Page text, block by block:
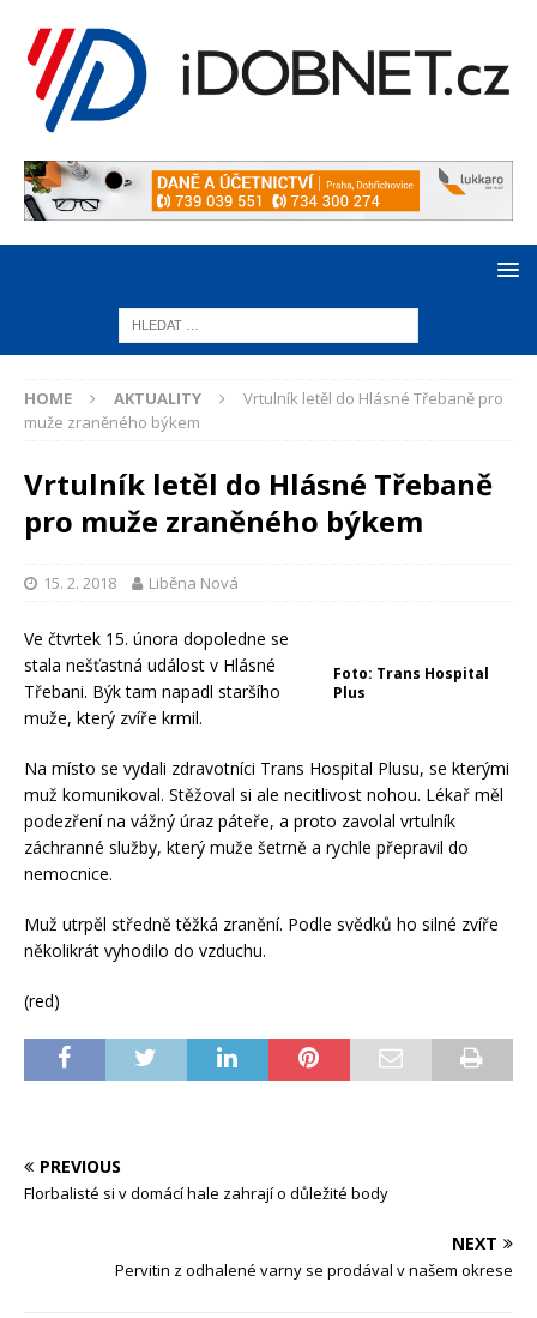
HOME AKTUALITY
Vrtulník letěl do Hlásné Třebaně pro
muže zraněného býkem
Vrtulník letěl do Hlásné Třebaně
pro muže zraněného býkem
15. 2. 2018 Liběna Nová
Foto: Trans Hospital
Plus
Ve čtvrtek 15. února dopoledne se
stala nešťastná událost v Hlásné
Třebani. Býk tam napadl staršího
muže, který zvíře krmil.
Na místo se vydali zdravotníci Trans Hospital Plusu, se kterými
muž komunikoval. Stěžoval si ale necitlivost nohou. Lékař měl
podezření na vážný úraz páteře, a proto zavolal vrtulník
záchranné služby, který muže šetrně a rychle přepravil do
nemocnice.
Muž utrpěl středně těžká zranění. Podle svědků ho silné zvíře
několikrát vyhodilo do vzduchu.
(red)
PREVIOUS
Florbalisté si v domácí hale zahrají o důležité body
NEXT
Pervitin z odhalené varny se prodával v našem okrese